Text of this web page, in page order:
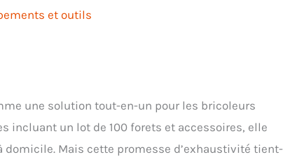
et outils
une solution tout-en-un pour les bricoleurs
incluant un lot de 100 forets et accessoires, elle
Mais cette promesse d’exhaustivité tient-